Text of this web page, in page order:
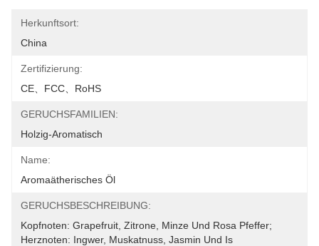
Herkunftsort:
China
Zertifizierung:
CE、FCC、RoHS
GERUCHSFAMILIEN:
Holzig-Aromatisch
Name:
Aromaätherisches Öl
GERUCHSBESCHREIBUNG:
Kopfnoten: Grapefruit, Zitrone, Minze Und Rosa Pfeffer;
Herznoten: Ingwer, Muskatnuss, Jasmin Und Is